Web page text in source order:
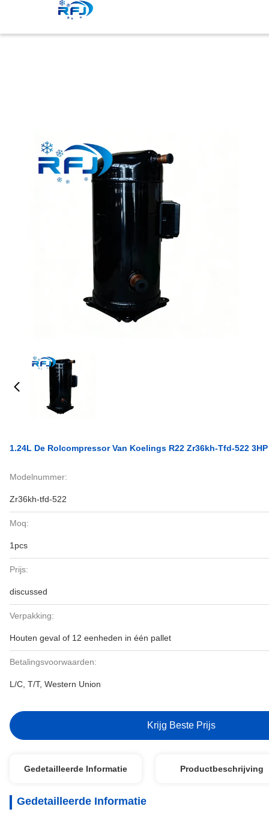
1.24L De Rolcompressor Van Koelings R22 Zr36kh-Tfd-522 3HP
Modelnummer:
Zr36kh-tfd-522
Moq:
1pcs
Prijs:
discussed
Verpakking:
Houten geval of 12 eenheden in één pallet
Betalingsvoorwaarden:
L/C, T/T, Western Union
Krijg Beste Prijs
Gedetailleerde Informatie Productbeschrijving
Gedetailleerde Informatie